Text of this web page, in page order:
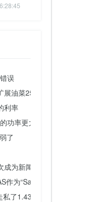
误
油菜25万亩
利率
功率更大
了
为新闻的原因
为“Sashakt”的一部分
了1.43亿美元的古物